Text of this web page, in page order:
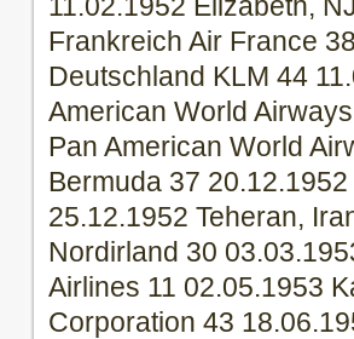
Frankreich Air France
Deutschland KLM 44
American World
Pan American World
Bermuda 37
25.12.1952 Teheran,
Nordirland 30
Airlines 11 02.05.1953
Corporation 43